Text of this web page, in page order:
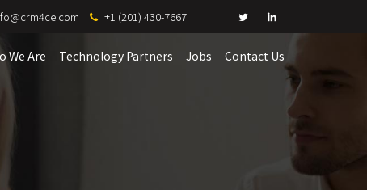
+1 (201) 430-7667
We Are Technology Partners Jobs Contact Us